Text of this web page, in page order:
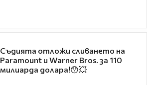
Съдията отложи сливането на
Paramount и Warner Bros. за 110
милиарда долара!😯💥